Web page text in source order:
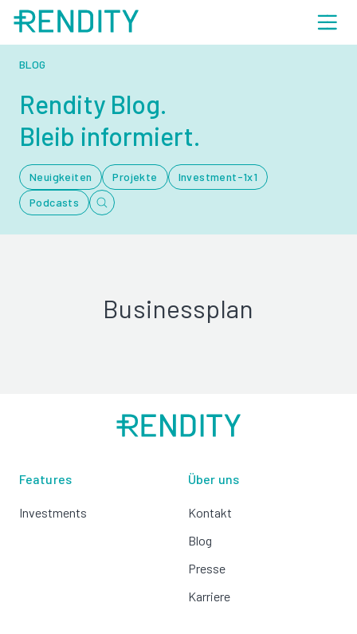
BLOG
Rendity Blog.
Bleib informiert.
Neuigkeiten Projekte
Investment-1x1
Podcasts
Businessplan
Features
Investments
Über uns
Kontakt
Blog
Presse
Karriere